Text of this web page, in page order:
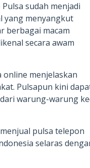
Pulsa sudah menjadi
yang menyangkut
berbagai macam
secara awam
menjelaskan
Pulsapun kini
warung-warung
pulsa telepon
selaras